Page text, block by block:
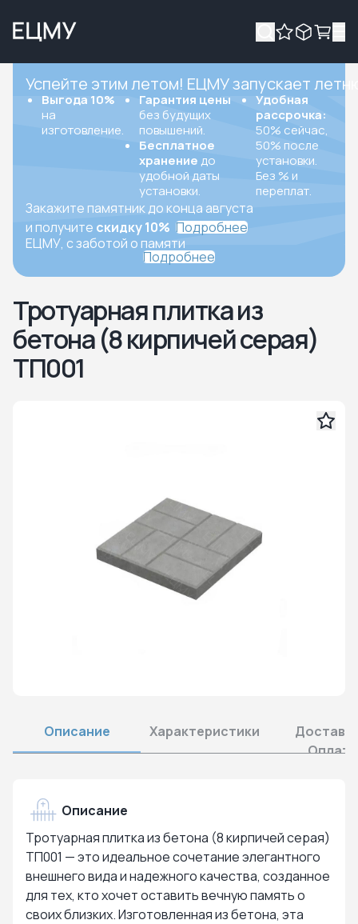
Успейте этим летом! ЕЦМУ запускает
Выгода 10%
на
изготовление.
Гарантия цены
без будущих
повышений.
Бесплатное
хранение до
удобной даты
установки.
Удобная
рассрочка:
50% сейчас,
50% после
установки.
Без % и
переплат.
Закажите памятник до конца августа
и получите скидку 10% Подробнее
ЕЦМУ, с заботой о памяти
Подробнее
Тротуарная плитка из
бетона (8 кирпичей серая)
ТП001
Описание Характеристики
Оплата
Описание
Тротуарная плитка из бетона (8 кирпичей серая)
ТП001 — это идеальное сочетание элегантного
внешнего вида и надежного качества, созданное
для тех, кто хочет оставить вечную память о
своих близких. Изготовленная из бетона, эта